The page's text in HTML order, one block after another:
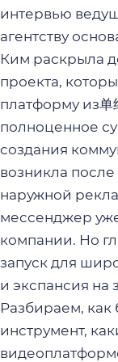
интервью
агентству
Ким раскрыла
проекта,
платформу из
полноценное
создания
возникла
наружной
мессенджер
компании. Но
запуск для
и экспансия на
Разбираем, как
инструмент,